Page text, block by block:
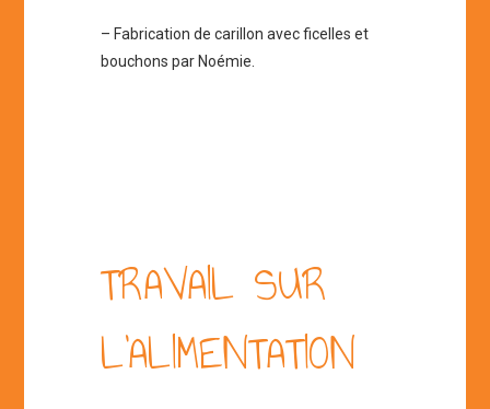
– Fabrication de carillon avec ficelles et
bouchons par Noémie.
TRAVAIL SUR
L’ALIMENTATION